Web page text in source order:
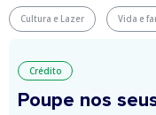
Cultura e Lazer Vida e
Crédito
Poupe nos